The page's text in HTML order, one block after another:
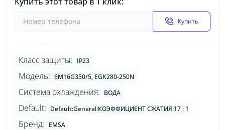
Купить
Класс защиты: IP23
Модель: 6M16G350/5, EGK280-250N
Система охлаждения: ВОДА
Default: Default:General:КОЭФФИЦИЕНТ СЖАТИЯ:17 : 1
Бренд: EMSA